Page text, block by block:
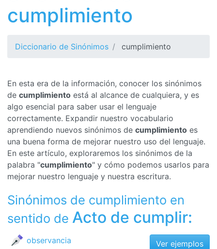
cumplimiento
Diccionario de Sinónimos cumplimiento
En esta era de la información, conocer los sinónimos
de cumplimiento está al alcance de cualquiera, y es
algo esencial para saber usar el lenguaje
correctamente. Expandir nuestro vocabulario
aprendiendo nuevos sinónimos de cumplimiento es
una buena forma de mejorar nuestro uso del lenguaje.
En este artículo, exploraremos los sinónimos de la
palabra "cumplimiento" y cómo podemos usarlos para
mejorar nuestro lenguaje y nuestra escritura.
Sinónimos de cumplimiento en
sentido de Acto de cumplir:
observancia Ver ejemplos